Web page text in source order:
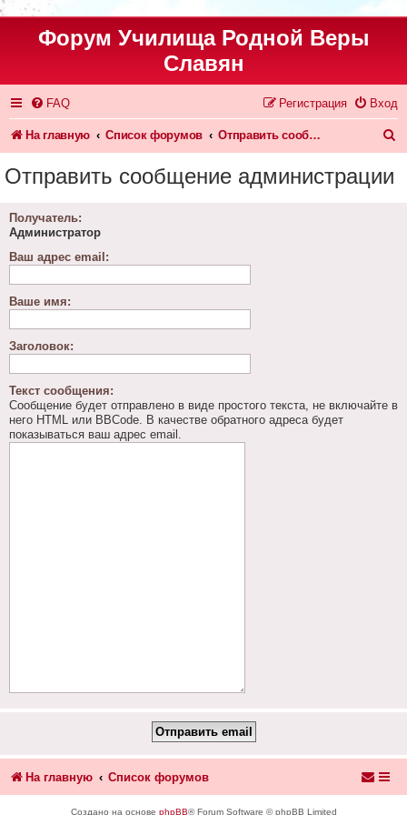
Форум Училища Родной Веры
Славян
FAQ Вход
Регистрация
На главную Список форумов Отправить сообщение администрации
Отправить сообщение администрации
Получатель:
Администратор
Ваш адрес email:
Ваше имя:
Заголовок:
Текст сообщения:
Сообщение будет отправлено в виде простого текста, не включайте в
него HTML или BBCode. В качестве обратного адреса будет
показываться ваш адрес email.
На главную Список форумов
Создано на основе phpBB® Forum Software © phpBB Limited